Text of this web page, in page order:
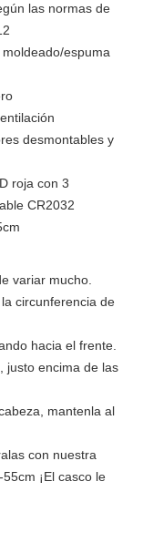
las normas de
espuma
desmontables y
roja con 3
CR2032
variar mucho.
circunferencia de
hacia el frente.
justo encima de las
mantenla al
con nuestra
¡El casco le